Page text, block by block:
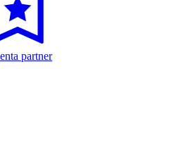
partner